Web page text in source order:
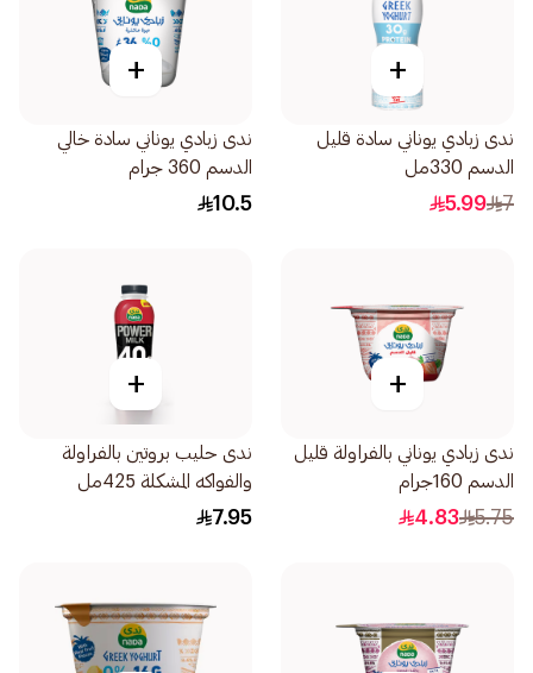
+
ندى زبادي يوناني سادة قليل
الدسم 330مل
7
5.99
+
ندى زبادي يوناني سادة خالي
الدسم 360 جرام
10.5
+
ندى زبادي يوناني بالفراولة قليل
الدسم 160جرام
5.75
4.83
+
ندى حليب بروتين بالفراولة
والفواكه المشكلة 425مل
7.95